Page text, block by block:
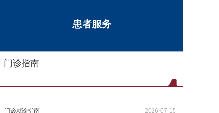
患者服务
门诊排班
科室介绍
患者服务
门诊指南
门诊就诊指南 2026-07-15